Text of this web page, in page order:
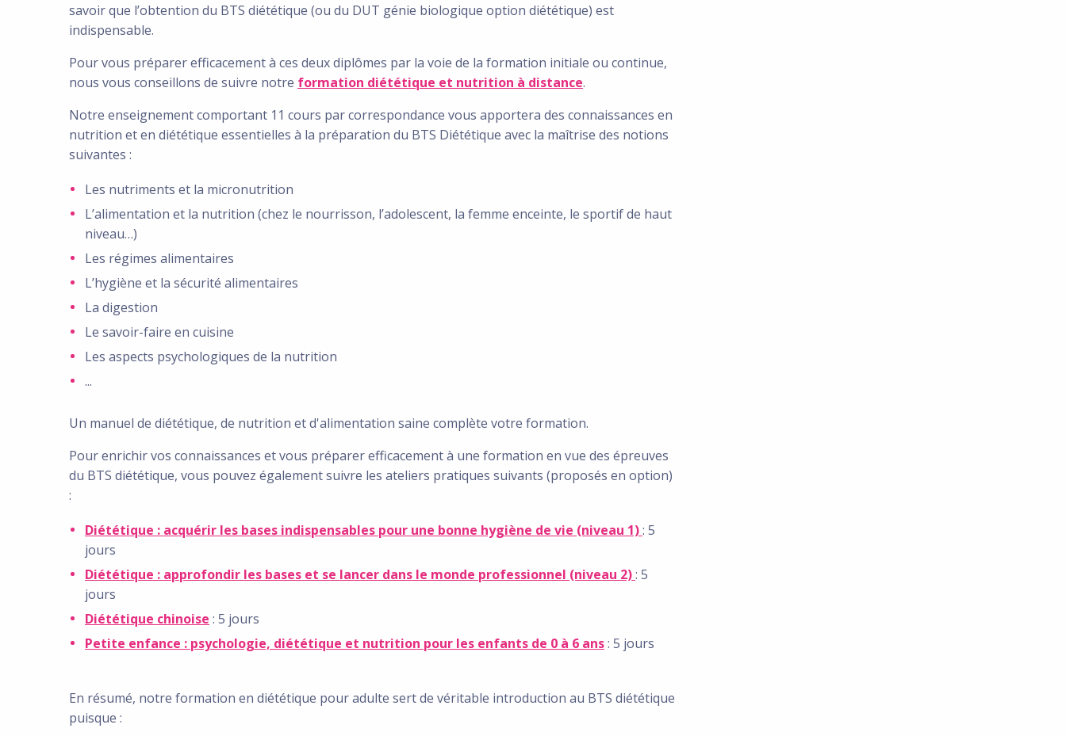
savoir que l’obtention du BTS diététique (ou du DUT génie biologique option diététique) est
indispensable.
Pour vous préparer efficacement à ces deux diplômes par la voie de la formation initiale ou continue,
nous vous conseillons de suivre notre formation diététique et nutrition à distance.
Notre enseignement comportant 11 cours par correspondance vous apportera des connaissances en
nutrition et en diététique essentielles à la préparation du BTS Diététique avec la maîtrise des notions
suivantes :
Les nutriments et la micronutrition
L’alimentation et la nutrition (chez le nourrisson, l’adolescent, la femme enceinte, le sportif de haut
niveau…)
Les régimes alimentaires
L’hygiène et la sécurité alimentaires
La digestion
Le savoir-faire en cuisine
Les aspects psychologiques de la nutrition
...
Un manuel de diététique, de nutrition et d'alimentation saine complète votre formation.
Pour enrichir vos connaissances et vous préparer efficacement à une formation en vue des épreuves
du BTS diététique, vous pouvez également suivre les ateliers pratiques suivants (proposés en option)
:
Diététique : acquérir les bases indispensables pour une bonne hygiène de vie (niveau 1): 5
jours
Diététique : approfondir les bases et se lancer dans le monde professionnel (niveau 2): 5
jours
Diététique chinoise : 5 jours
Petite enfance : psychologie, diététique et nutrition pour les enfants de 0 à 6 ans: 5 jours
En résumé, notre formation en diététique pour adulte sert de véritable introduction au BTS diététique
puisque :